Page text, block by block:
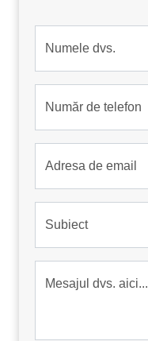
Numele dvs.
Număr de telefon
Adresa de email
Subiect
Mesajul dvs. aici...